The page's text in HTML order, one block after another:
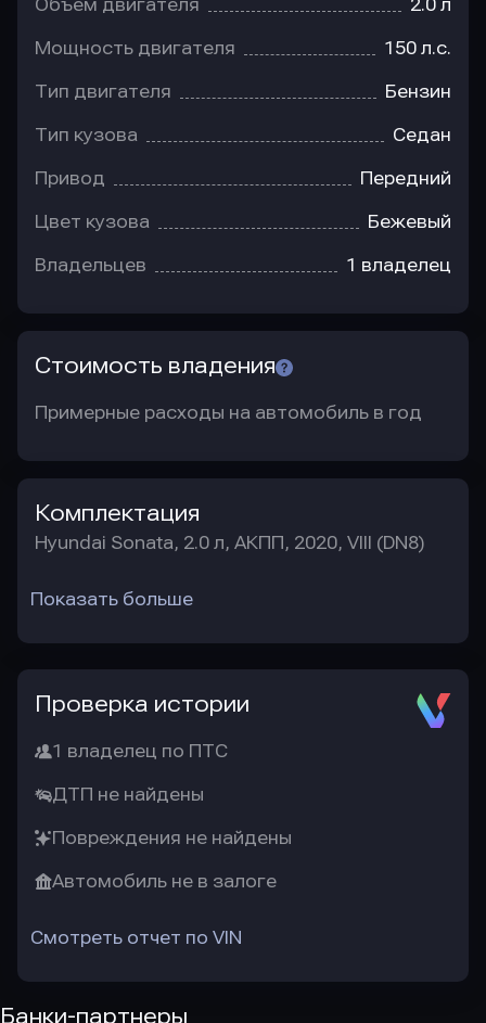
Объем двигателя 2.0 л
Мощность двигателя 150 л.с.
Тип двигателя Бензин
Тип кузова Седан
Привод Передний
Цвет кузова Бежевый
Владельцев 1 владелец
Стоимость владения
Примерные расходы на автомобиль в год
Комплектация
Hyundai Sonata, 2.0 л, АКПП, 2020, VIII (DN8)
Показать больше
Проверка истории
1 владелец по ПТС
ДТП не найдены
Повреждения не найдены
Автомобиль не в залоге
Смотреть отчет по VIN
Банки-партнеры